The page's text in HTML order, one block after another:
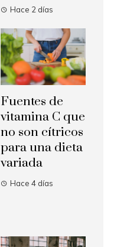
Hace 2 días
Fuentes de
vitamina C que
no son cítricos
para una dieta
variada
Hace 4 días